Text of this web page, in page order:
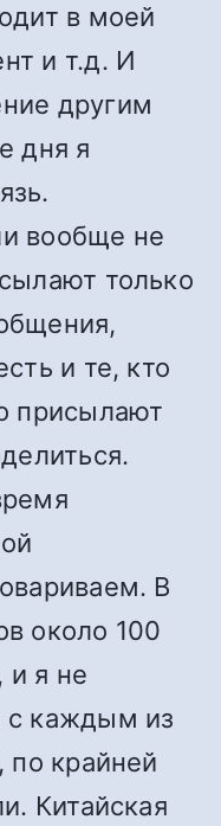
в моей
и т.д. И
другим
дня я
вообще не
только
и те, кто
присылают
В
около 100
и я не
с каждым из
по крайней
Китайская